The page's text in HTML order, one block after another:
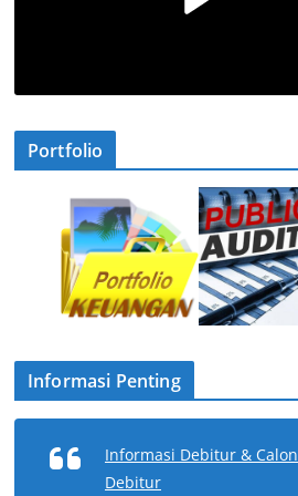
Portfolio
Informasi Penting
Informasi Debitur & Calon
Debitur